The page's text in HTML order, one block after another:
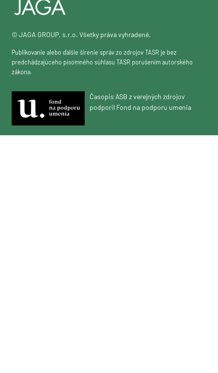
© JAGA GROUP, s.r.o. Všetky práva vyhradené.
Publikovanie alebo ďalšie šírenie správ zo zdrojov TASR je bez
predchádzajúceho písomného súhlasu TASR porušením autorského
zákona.
Časopis ASB z verejných zdrojov
podporil Fond na podporu umenia